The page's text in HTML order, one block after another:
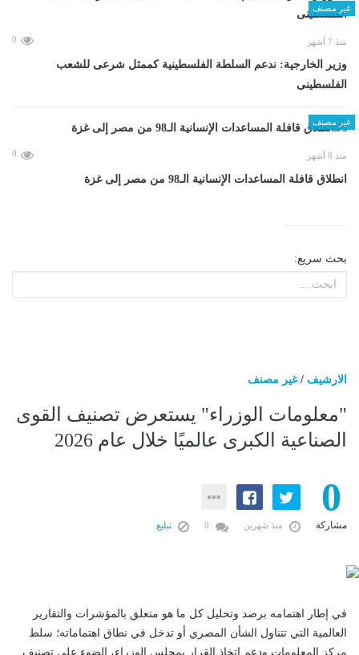
غير مصنف
منذ 7 أشهر 0
وزير الخارجية: ندعم السلطة الفلسطينية كممثل شرعى للشعب
الفلسطينى
غير مصنف
منذ 8 أشهر 0
انطلاق قافلة المساعدات الإنسانية الـ98 من مصر إلى غزة
بحث سريع:
الارشيف /غير مصنف
"معلومات الوزراء" يستعرض تصنيف القوى
الصناعية الكبرى عالميًا خلال عام 2026
0
مشاركة منذ شهرين تبليغ
في إطار اهتمامه برصد وتحليل كل ما هو متعلق بالمؤشرات والتقارير
العالمية التي تتناول الشأن المصري أو تدخل في نطاق اهتماماته؛ سلط
مركز المعلومات ودعم اتخاذ القرار بمجلس الوزراء، الضوء على تصنيف